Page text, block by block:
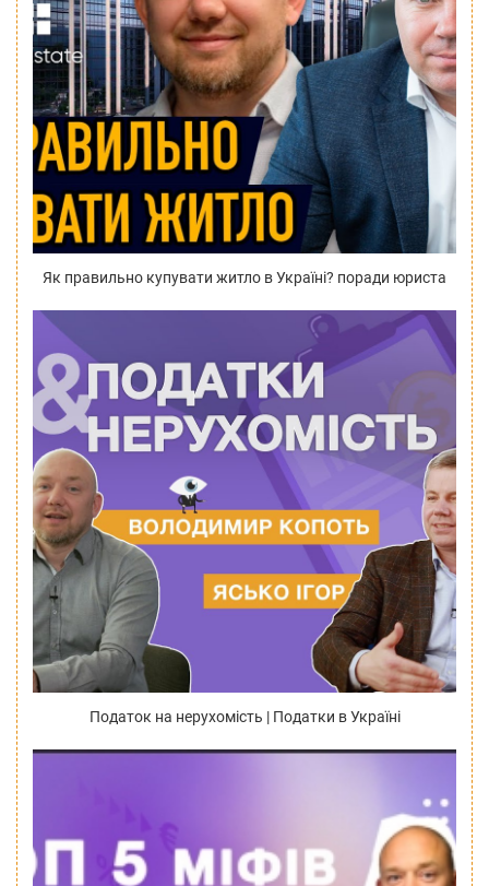
Як правильно купувати житло в Україні? поради юриста
Податок на нерухомість | Податки в Україні